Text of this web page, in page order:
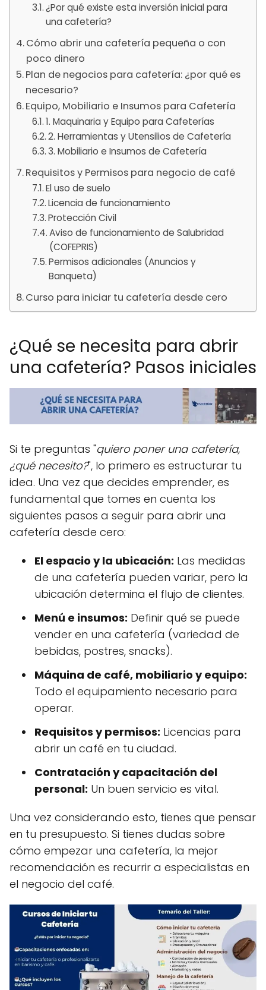
¿Por qué existe esta inversión inicial para
una cafetería?
Cómo abrir una cafetería pequeña o con
poco dinero
Plan de negocios para cafetería: ¿por qué es
necesario?
Equipo, Mobiliario e Insumos para Cafetería
1. Maquinaria y Equipo para Cafeterías
2. Herramientas y Utensilios de Cafetería
3. Mobiliario e Insumos de Cafetería
Requisitos y Permisos para negocio de café
El uso de suelo
Licencia de funcionamiento
Protección Civil
Aviso de funcionamiento de Salubridad
(COFEPRIS)
Permisos adicionales (Anuncios y
Banqueta)
Curso para iniciar tu cafetería desde cero
¿Qué se necesita para abrir
una cafetería? Pasos iniciales
Si te preguntas "quiero poner una cafetería,
¿qué necesito?", lo primero es estructurar tu
idea. Una vez que decides emprender, es
fundamental que tomes en cuenta los
siguientes pasos a seguir para abrir una
cafetería desde cero:
El espacio y la ubicación: Las medidas
de una cafetería pueden variar, pero la
ubicación determina el flujo de clientes.
Menú e insumos: Definir qué se puede
vender en una cafetería (variedad de
bebidas, postres, snacks).
Máquina de café, mobiliario y equipo:
Todo el equipamiento necesario para
operar.
Requisitos y permisos: Licencias para
abrir un café en tu ciudad.
Contratación y capacitación del
personal: Un buen servicio es vital.
Una vez considerando esto, tienes que pensar
en tu presupuesto. Si tienes dudas sobre
cómo empezar una cafetería, la mejor
recomendación es recurrir a especialistas en
el negocio del café.